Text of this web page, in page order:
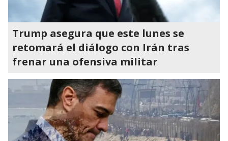
Trump asegura que este lunes se
retomará el diálogo con Irán tras
frenar una ofensiva militar